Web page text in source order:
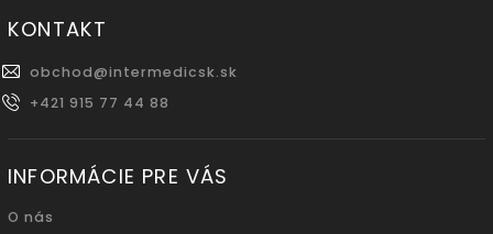
KONTAKT
obchod@intermedicsk.sk
+421 915 77 44 88
INFORMÁCIE PRE VÁS
O nás